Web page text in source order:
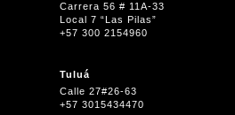
Carrera 56 # 11A-33
Local 7 “Las Pilas”
+57 300 2154960
Tuluá
Calle 27#26-63
+57 3015434470